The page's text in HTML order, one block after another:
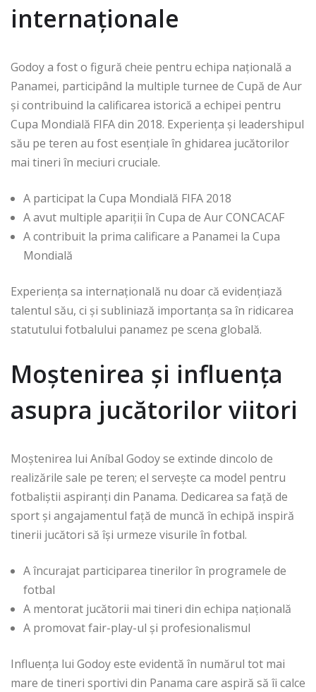
internaționale
Godoy a fost o figură cheie pentru echipa națională a
Panamei, participând la multiple turnee de Cupă de Aur
și contribuind la calificarea istorică a echipei pentru
Cupa Mondială FIFA din 2018. Experiența și leadershipul
său pe teren au fost esențiale în ghidarea jucătorilor
mai tineri în meciuri cruciale.
A participat la Cupa Mondială FIFA 2018
A avut multiple apariții în Cupa de Aur CONCACAF
A contribuit la prima calificare a Panamei la Cupa
Mondială
Experiența sa internațională nu doar că evidențiază
talentul său, ci și subliniază importanța sa în ridicarea
statutului fotbalului panamez pe scena globală.
Moștenirea și influența
asupra jucătorilor viitori
Moștenirea lui Aníbal Godoy se extinde dincolo de
realizările sale pe teren; el servește ca model pentru
fotbaliștii aspiranți din Panama. Dedicarea sa față de
sport și angajamentul față de muncă în echipă inspiră
tinerii jucători să își urmeze visurile în fotbal.
A încurajat participarea tinerilor în programele de
fotbal
A mentorat jucătorii mai tineri din echipa națională
A promovat fair-play-ul și profesionalismul
Influența lui Godoy este evidentă în numărul tot mai
mare de tineri sportivi din Panama care aspiră să îi calce